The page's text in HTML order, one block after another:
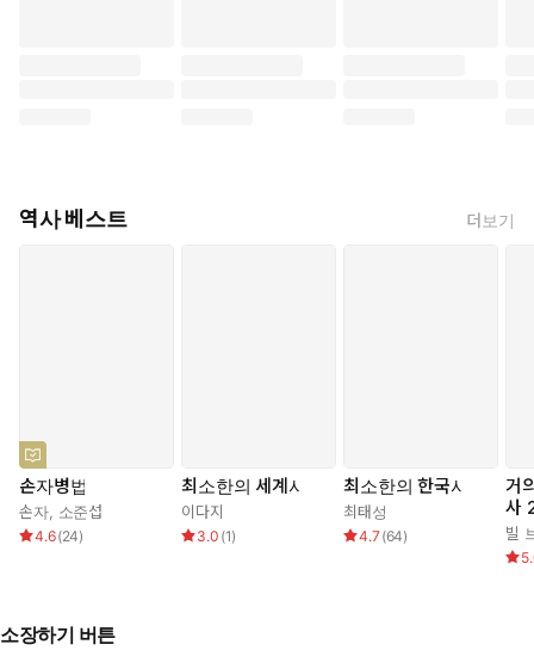
역사 베스트 더보기
손자병법
손자, 소준섭
4.6(24)
최소한의 세계사
이다지
3.0 (1)
최소한의 한국사
최태성
4.7 (64)
거
사
빌
소장하기 버튼